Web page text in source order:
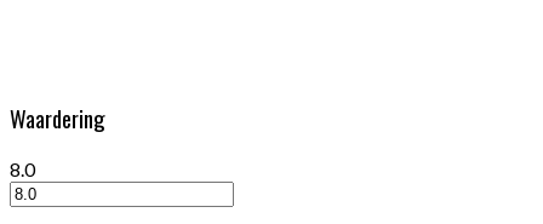
Waardering
8.0